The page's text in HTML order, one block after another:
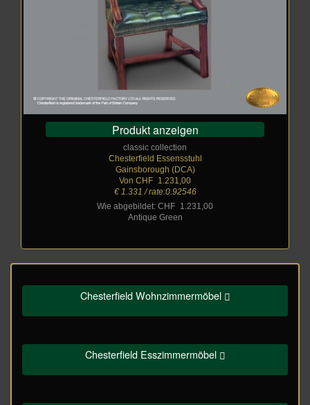
Produkt anzeigen
classic collection
Chesterfield Essensstuhl
Gainsborough (DCA)
Von CHF
1.231,00
€ 1.331 / rate:0.92546
Wie abgebildet: CHF
1.231,00
Antique Green
Chesterfield Wohnzimmermöbel
Chesterfield Esszimmermöbel